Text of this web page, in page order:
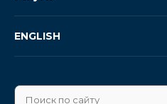
ENGLISH